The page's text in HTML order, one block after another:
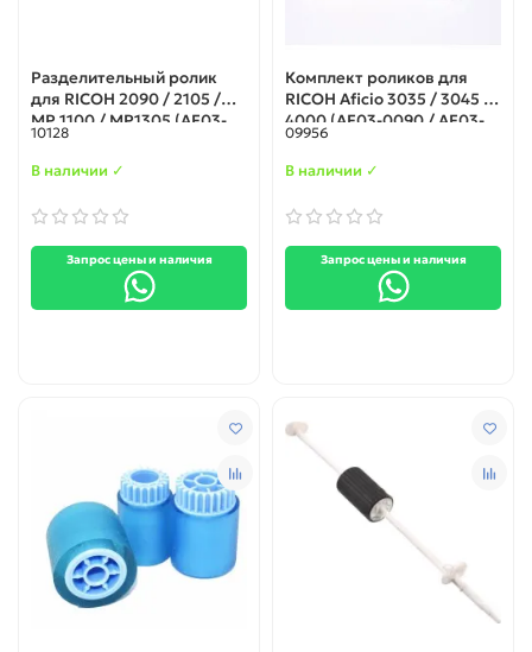
Разделительный ролик
для RICOH 2090 / 2105 /
MP 1100 / MP1305 (AF03-
2080)
10128
В наличии ✓
Запрос цены и наличия
Комплект роликов для
RICOH Aficio 3035 / 3045 /
4000 (AF03-0090 / AF03-
1090 / AF03-2090 /
AF030090 / AF031090 /
09956
В наличии ✓
Запрос цены и наличия